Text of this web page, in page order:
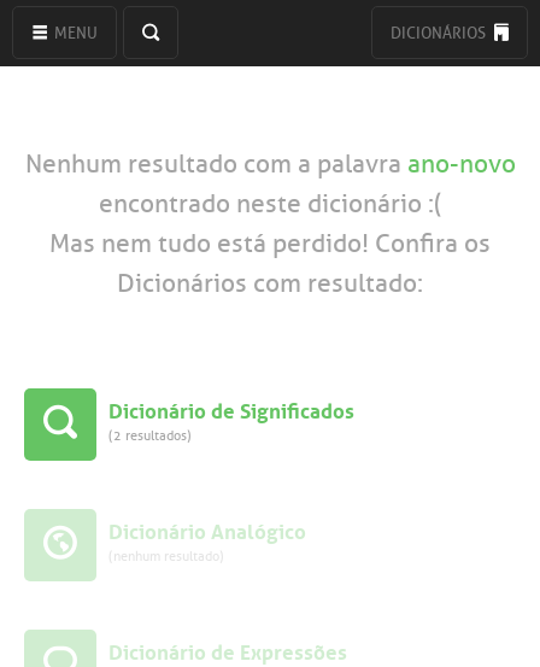
MENU DICIONÁRIOS
Nenhum resultado com a palavra ano-novo
encontrado neste dicionário :(
Mas nem tudo está perdido! Confira os
Dicionários com resultado:
Dicionário de Significados
(2 resultados)
Dicionário Analógico
(nenhum resultado)
Dicionário de Expressões